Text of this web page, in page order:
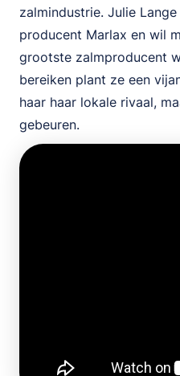
zalmindustrie. Julie
producent Marlax en wil
grootste zalmproducent
bereiken plant ze een
haar haar lokale rivaal,
gebeuren.